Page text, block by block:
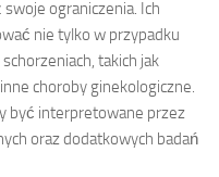
ograniczenia. Ich
nie tylko w przypadku
takich jak
choroby ginekologiczne.
być interpretowane przez
oraz dodatkowych badań